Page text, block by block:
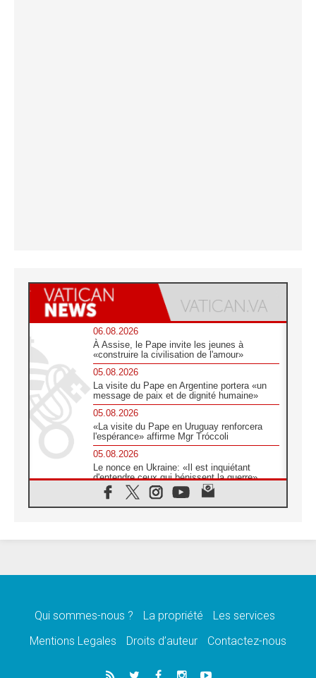
06.08.2026
À Assise, le Pape invite les jeunes à
«construire la civilisation de l'amour»
05.08.2026
La visite du Pape en Argentine portera «un
message de paix et de dignité humaine»
05.08.2026
«La visite du Pape en Uruguay renforcera
l'espérance» affirme Mgr Tróccoli
05.08.2026
Le nonce en Ukraine: «Il est inquiétant
d'entendre ceux qui bénissent la guerre»
05.08.2026
Léon XIV au Pérou, une lueur d'espoir pour
décès du cardinal Júlio Langa
Le Pape attendu en novembre en Uruguay,
05.08.2026
Qui sommes-nous ? La propriété
Les services
Mentions Legales
Droits d’auteur Contactez-nous